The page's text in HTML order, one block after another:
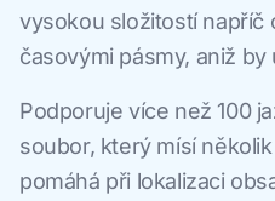
vysokou složitostí napříč
časovými pásmy, aniž by
Podporuje více než 100
soubor, který mísí
pomáhá při lokalizaci